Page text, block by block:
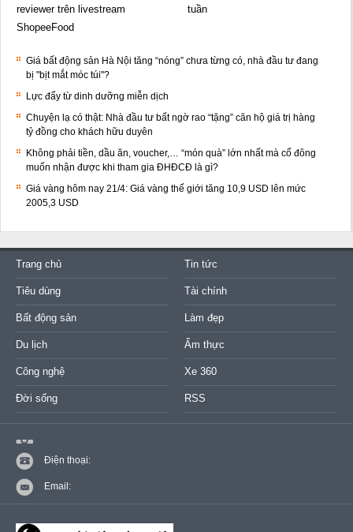
reviewer trên livestream
ShopeeFood
tuần
Giá bất động sản Hà Nội tăng “nóng” chưa từng có, nhà đầu tư đang
bị "bịt mắt móc túi"?
Lực đẩy từ dinh dưỡng miễn dịch
Chuyện lạ có thật: Nhà đầu tư bất ngờ rao “tặng” căn hộ giá trị hàng
tỷ đồng cho khách hữu duyên
Không phải tiền, dầu ăn, voucher,… “món quà” lớn nhất mà cổ đông
muốn nhận được khi tham gia ĐHĐCĐ là gì?
Giá vàng hôm nay 21/4: Giá vàng thế giới tăng 10,9 USD lên mức
2005,3 USD
Trang chủ Tin tức
Tiêu dùng Tài chính
Bất động sản Làm đẹp
Du lịch Ẩm thực
Công nghệ Xe 360
Đời sống RSS
Điện thoại:
Email: